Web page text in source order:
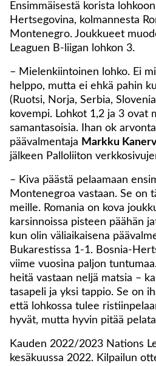
Ensimmäisestä korista
Hertsegovina, kolmannesta
Montenegro. Joukkueet
Leaguen B-liigan lohkon 3.
– Mielenkiintoinen lohko. Ei
helppo, mutta ei ehkä pahin
(Ruotsi, Norja, Serbia,
kovempi. Lohkot 1,2 ja 3 ovat
samantasoisia. Ihan ok
päävalmentaja Markku
jälkeen Palloliiton
– Kiva päästä pelaamaan
Montenegroa vastaan. Se on
meille. Romania on kova
karsinnoissa pisteen päähän
kun olin väliaikaisena
Bukarestissa 1-1. Bosnia-
viime vuosina paljon
heitä vastaan neljä matsia –
tasapeli ja yksi tappio. Se on
että lohkossa tulee
hyvät, mutta hyvin pitää
Kauden 2022/2023 Nations
kesäkuussa 2022. Kilpailun